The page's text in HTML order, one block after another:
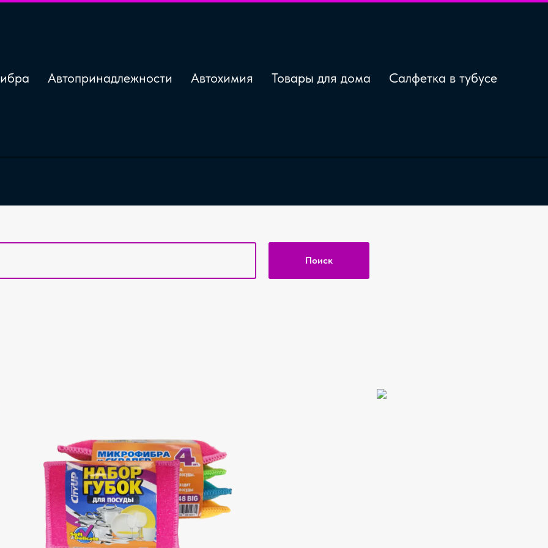
Автопринадлежности Автохимия Товары для дома Салфетка в тубусе
Поиск